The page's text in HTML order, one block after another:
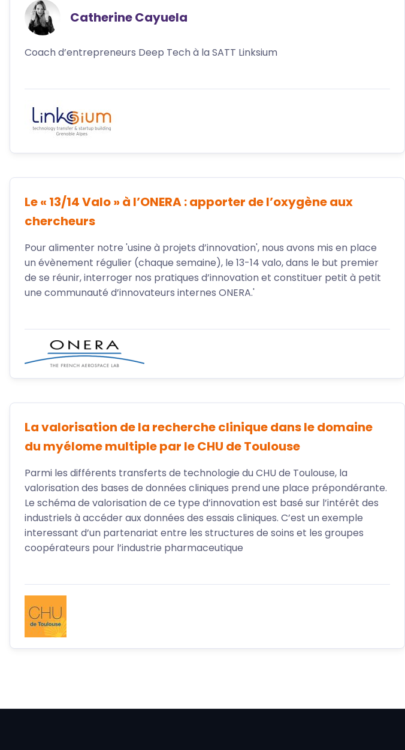
Catherine Cayuela
Coach d’entrepreneurs Deep Tech à la SATT Linksium
Le « 13/14 Valo » à l’ONERA : apporter de l’oxygène aux
chercheurs
Pour alimenter notre 'usine à projets d’innovation', nous avons mis en place
un évènement régulier (chaque semaine), le 13-14 valo, dans le but premier
de se réunir, interroger nos pratiques d’innovation et constituer petit à petit
une communauté d’innovateurs internes ONERA.'
La valorisation de la recherche clinique dans le domaine
du myélome multiple par le CHU de Toulouse
Parmi les différents transferts de technologie du CHU de Toulouse, la
valorisation des bases de données cliniques prend une place prépondérante.
Le schéma de valorisation de ce type d’innovation est basé sur l’intérêt des
industriels à accéder aux données des essais cliniques. C’est un exemple
interessant d’un partenariat entre les structures de soins et les groupes
coopérateurs pour l’industrie pharmaceutique